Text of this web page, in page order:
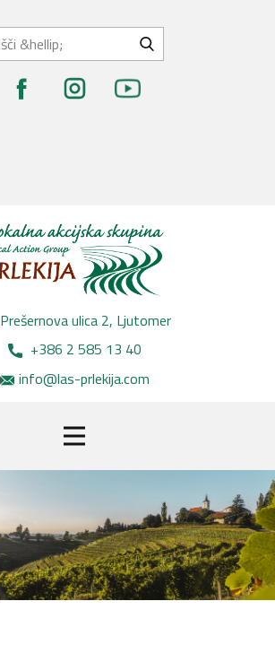
info@las-prlekija.com
+386 2 585 13 40
Prešernova ulica 2, Lj​utomer